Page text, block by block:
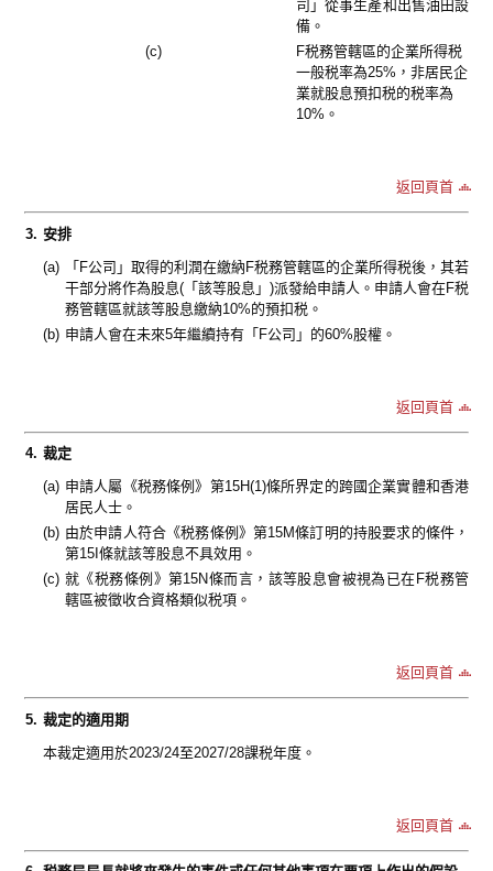
司」從事生產和出售油田設
備。
(c)
F税務管轄區的企業所得税
一般税率為25%，非居民企
業就股息預扣税的税率為
10%。
返回頁首
3. 安排
(a)
「F公司」取得的利潤在繳納F税務管轄區的企業所得税後，其若
干部分將作為股息(「該等股息」)派發給申請人。申請人會在F税
務管轄區就該等股息繳納10%的預扣税。
(b) 申請人會在未來5年繼續持有「F公司」的60%股權。
返回頁首
4. 裁定
(a) 申請人屬《税務條例》第15H(1)條所界定的跨國企業實體和香港
居民人士。
(b) 由於申請人符合《税務條例》第15M條訂明的持股要求的條件，
第15I條就該等股息不具效用。
(c) 就《税務條例》第15N條而言，該等股息會被視為已在F税務管
轄區被徵收合資格類似税項。
返回頁首
5. 裁定的適用期
本裁定適用於2023/24至2027/28課税年度。
返回頁首